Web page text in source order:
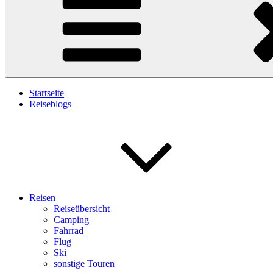
Startseite
Reiseblogs
Reisen
Reiseübersicht
Camping
Fahrrad
Flug
Ski
sonstige Touren